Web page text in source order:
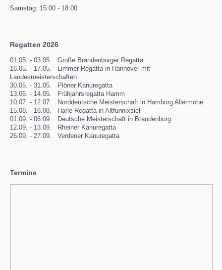
Samstag: 15:00 - 18:00
Regatten 2026
01.05. - 03.05. Große Brandenburger Regatta
16.05. - 17.05. Limmer Regatta in Hannover mit
Landesmeisterschaften
30.05. - 31.05. Plöner Kanuregatta
13.06. - 14.05. Frühjahrsregatta Hamm
10.07. - 12.07. Norddeutsche Meisterschaft in Hamburg Allermöhe
15.08. - 16.08. Harle-Regatta in Altfunnixsiel
01.09. - 06.09. Deutsche Meisterschaft in Brandenburg
12.09. - 13.09. Rheiner Kanuregatta
26.09. - 27.09. Verdener Kanuregatta
Termine